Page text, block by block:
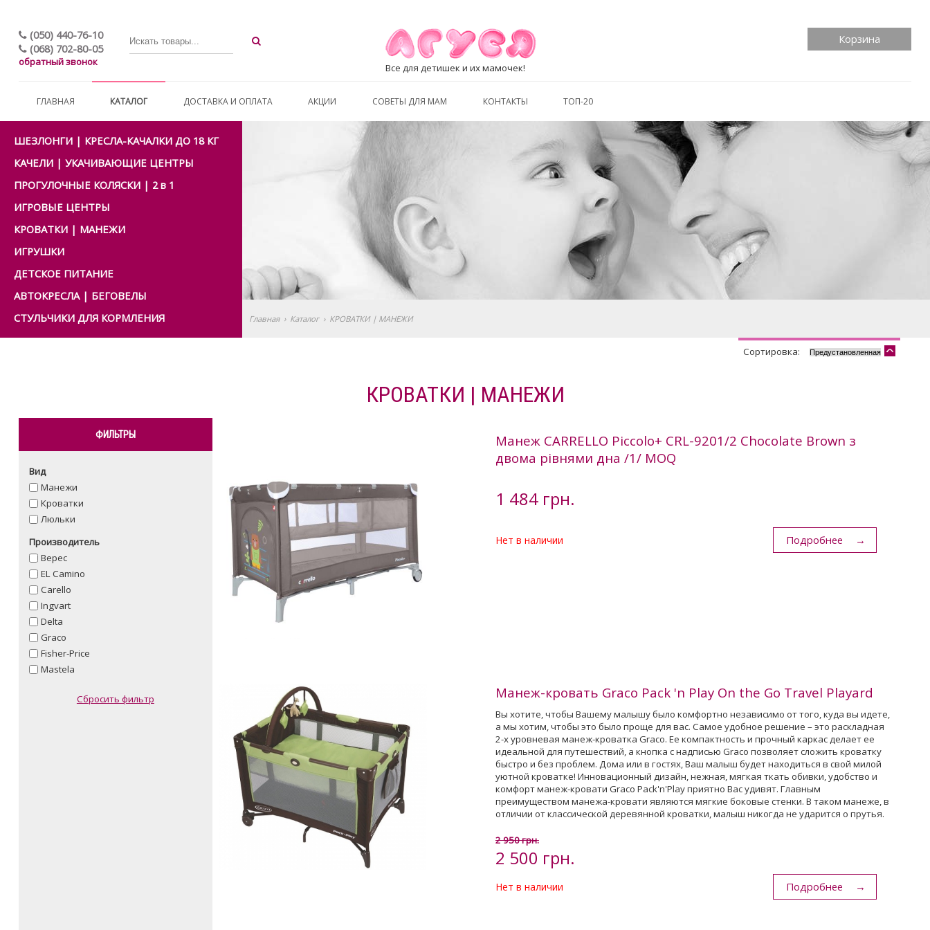
(050) 440-76-10
(068) 702-80-05
обратный звонок Все для детишек и их мамочек!
Корзина
ГЛАВНАЯ КАТАЛОГ ДОСТАВКА И ОПЛАТА АКЦИИ СОВЕТЫ ДЛЯ МАМ КОНТАКТЫ ТОП-20
ШЕЗЛОНГИ | КРЕСЛА-КАЧАЛКИ ДО 18 КГ
КАЧЕЛИ | УКАЧИВАЮЩИЕ ЦЕНТРЫ
ПРОГУЛОЧНЫЕ КОЛЯСКИ | 2 в 1
ИГРОВЫЕ ЦЕНТРЫ
КРОВАТКИ | МАНЕЖИ
ИГРУШКИ
ДЕТСКОЕ ПИТАНИЕ
АВТОКРЕСЛА | БЕГОВЕЛЫ
СТУЛЬЧИКИ ДЛЯ КОРМЛЕНИЯ
Главная › Каталог › КРОВАТКИ | МАНЕЖИ
Сортировка:
КРОВАТКИ | МАНЕЖИ
ФИЛЬТРЫ
Вид
Манежи
Кроватки
Люльки
Производитель
Верес
EL Camino
Carello
Ingvart
Delta
Graco
Fisher-Price
Mastela
Сбросить фильтр
Манеж CARRELLO Piccolo+ CRL-9201/2 Chocolate Brown з
двома рівнями дна /1/ MOQ
1 484 грн.
Нет в наличии Подробнее
Манеж-кровать Graco Pack 'n Play On the Go Travel Playard
Вы хотите, чтобы Вашему малышу было комфортно независимо от того, куда вы идете,
а мы хотим, чтобы это было проще для вас. Самое удобное решение – это раскладная
2-х уровневая манеж-кроватка Graco. Ее компактность и прочный каркас делает ее
идеальной для путешествий, а кнопка с надписью Graco позволяет сложить кроватку
быстро и без проблем. Дома или в гостях, Ваш малыш будет находиться в свой милой
уютной кроватке! Инновационный дизайн, нежная, мягкая ткать обивки, удобство и
комфорт манеж-кровати Graco Pack'n'Play приятно Вас удивят. Главным
преимуществом манежа-кровати являются мягкие боковые стенки. В таком манеже, в
отличии от классической деревянной кроватки, малыш никогда не ударится о прутья.
2 950 грн.
2 500 грн.
Нет в наличии Подробнее